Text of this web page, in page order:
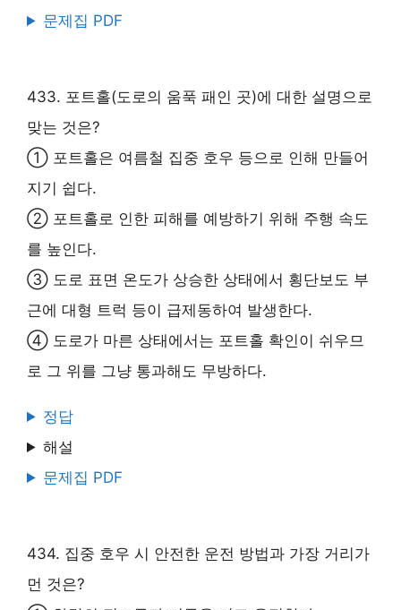
문제집 PDF
433. 포트홀(도로의 움푹 패인 곳)에 대한 설명으로
맞는 것은?
① 포트홀은 여름철 집중 호우 등으로 인해 만들어
지기 쉽다.
② 포트홀로 인한 피해를 예방하기 위해 주행 속도
를 높인다.
③ 도로 표면 온도가 상승한 상태에서 횡단보도 부
근에 대형 트럭 등이 급제동하여 발생한다.
④ 도로가 마른 상태에서는 포트홀 확인이 쉬우므
로 그 위를 그냥 통과해도 무방하다.
정답
해설
문제집 PDF
434. 집중 호우 시 안전한 운전 방법과 가장 거리가
먼 것은?